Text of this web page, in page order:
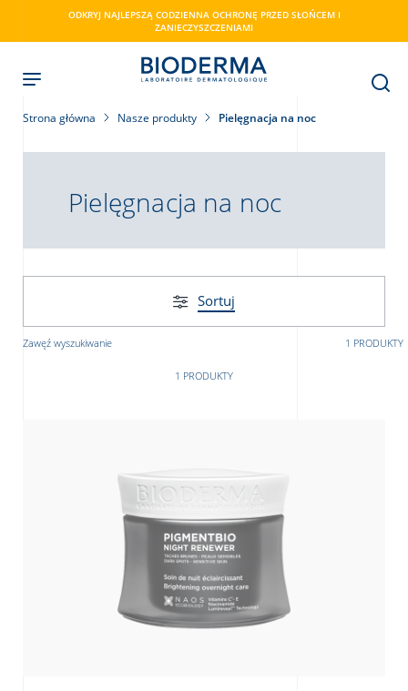
ODKRYJ NAJLEPSZĄ CODZIENNA OCHRONĘ PRZED SŁOŃCEM I
ZANIECZYSZCZENIAMI
Strona główna Nasze produkty Pielęgnacja na noc
Pielęgnacja na noc
Sortuj
Zawęź wyszukiwanie 1 PRODUKTY
1 PRODUKTY